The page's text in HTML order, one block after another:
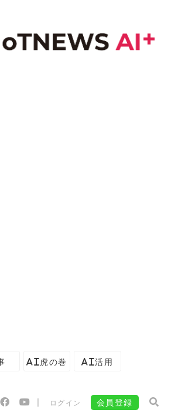
AI虎の巻 AI活用
ログイン 会員登録